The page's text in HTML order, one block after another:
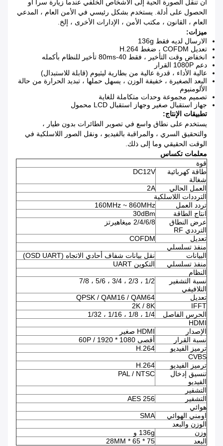
أن تنقل الصورة الحية إلى الأشخاص الخلفي عندما زيارة سرا أو
الحصول على أدلة. يستخدم بشكل رئيسي في الأمن العام ، المدعي
العام ، القانون ، مكتب الأمن ، الإدارات الأخرى ، إلخ.
ميزات:
الارسال لديه فقط 136g
تعديل COFDM ، ضغط H.264
انخفاض وقت التأخير ، فقط 40-80ms تأخير للنظام بأكمله
دعم 1080P القرار
عالية الأداء ، قدرة عالية من بطارية ليثيوم (قابلة للاستبدال)
البعد الصغيرة ، خفيفة الوزن ، يسهل حملها ، تبديد الحرارة من حالة
الألومنيوم
تصميم مجموعة وحدات متكاملة للغاية
جهاز استقبال صغير وجهاز استقبال LCD محمول
تطبيقات الإنتاج:
يستخدم على نطاق واسع في تصوير الطائرات بدون طيار ،
والتحقيق السري ، والمراقبة بالفيديو ، ونقل الصور اللاسلكية في
الوقت الحقيقي وما إلى ذلك.
معلمات تكساس
قوة
طاقة كهربائية
شغالة
DC12V
العمل الحالي
2A
الترددات اللاسلكية
تردد العمل
160MHz ~ 860MHz
انتاج الطاقة
30dBm
عرض النطاق
الترددي RF
2/4/6/8 ميغاهيرتز
تعديل
COFDM
منفذ تسلسلي
البيانات
نقل بيانات شفاف أحادي الاتجاه (OSD UART)
منفذ تسلسلي
التكوين UART
النظام
نسبة التشفير
التلافيفي
1/2 ، 2/3 ، 3/4 ، 5/6 ، 7/8
تعديل
QPSK / QAM16 / QAM64
IFFT
2K / 8K
الحرس الفاصل
1/4 ، 1/8 ، 1/16 ، 1/32
HDMI
الإصدار
HDMI صغير
نسبة القرار
أقصى 1080 * 1920 / 60P
ترميز الفيديو
H.264
CVBS
ترميز الفيديو
H.264
تنسيق إدخال
الفيديو
PAL / NTSC
التشفير
التشفير
AES 256
هوائي
اومني الهوائي
SMA
الوزن والبعد
وزن
136g و
البعد
75 * 65 * 28MM